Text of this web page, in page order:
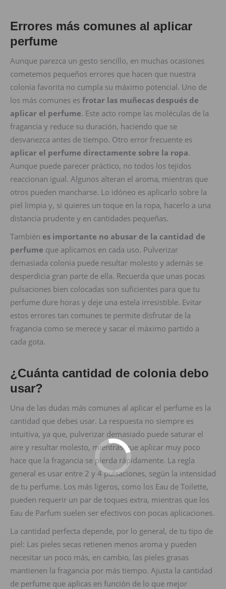
Errores más comunes al aplicar
perfume
Aunque parezca un gesto sencillo, en muchas ocasiones
cometemos pequeños errores que hacen que nuestra
colonia favorita no cumpla su máximo potencial. Uno de
los más comunes es frotar las muñecas después de
aplicar el perfume. Este acto rompe las moléculas de la
fragancia y reduce su duración, haciendo que se
desvanezca antes de tiempo. Otro error frecuente es
aplicar el perfume directamente sobre la ropa.
Aunque puede parecer práctico, no todos los tejidos
reaccionan igual. Algunos alteran el aroma, mientras que
otros pueden mancharse. Lo idóneo es aplicarlo sobre la
piel limpia y, si quieres un toque en la ropa, hacerlo a una
distancia prudente y en cantidades pequeñas.
También es importante no abusar de la cantidad de
perfume que aplicamos en cada uso. Pulverizar
demasiada colonia puede resultar molesto y además se
desperdicia gran parte de ella. Recuerda que unas pocas
pulsaciones bien colocadas son suficientes para que tu
perfume dure horas y deje una estela irresistible. Evitar
estos errores tan comunes te permite disfrutar de la
fragancia como se merece y sacar el máximo partido a
cada gota.
¿Cuánta cantidad de colonia debo
usar?
Una de las dudas más comunes al aplicar el perfume es la
cantidad que debes usar. La respuesta no siempre es
intuitiva, ya que, pulverizar demasiado puede saturar el
aire y resultar molesto, mientras que aplicar muy poco
hace que la fragancia se pierda rápidamente. La regla
general es usar entre 2 y 4 pulsaciones, según la intensidad
de tu perfume. Los más ligeros, como los Eau de Toilette,
pueden requerir un par de toques extra, mientras que los
Eau de Parfum suelen ser efectivos con pocas aplicaciones.
La cantidad perfecta depende, por lo general, de tu tipo de
piel: Las pieles secas retienen menos aroma y pueden
necesitar un poco más, en cambio, las pieles grasas
mantienen la fragancia por más tiempo. Ajusta la cantidad
de perfume que aplicas en función de lo que mejor